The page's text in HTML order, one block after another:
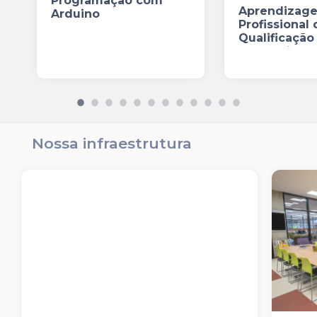
Arduino
Profissional
Qualificação
Comércio
Nossa infraestrutura